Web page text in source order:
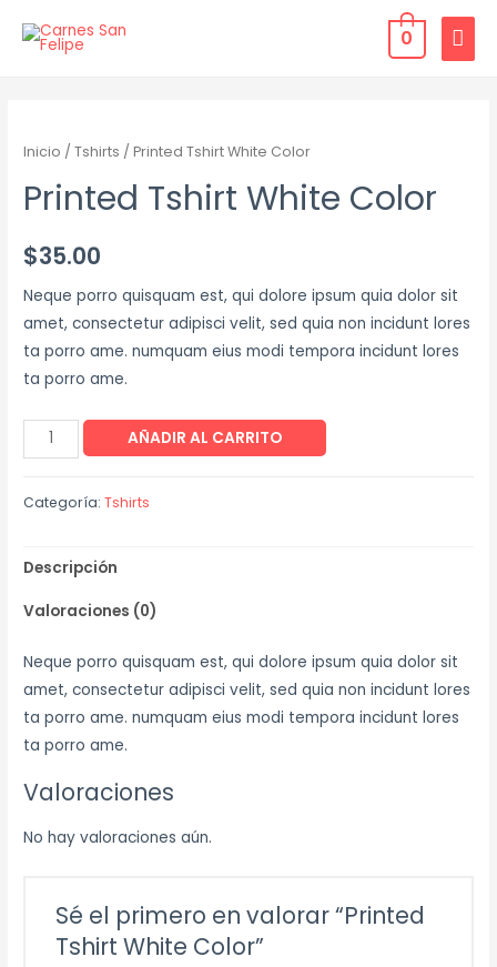
0
Inicio /Tshirts / Printed Tshirt White Color
Printed Tshirt White Color
$35.00
Neque porro quisquam est, qui dolore ipsum quia dolor sit
amet, consectetur adipisci velit, sed quia non incidunt lores
ta porro ame. numquam eius modi tempora incidunt lores
ta porro ame.
AÑADIR AL CARRITO
Categoría:Tshirts
Descripción
Valoraciones (0)
Neque porro quisquam est, qui dolore ipsum quia dolor sit
amet, consectetur adipisci velit, sed quia non incidunt lores
ta porro ame. numquam eius modi tempora incidunt lores
ta porro ame.
Valoraciones
No hay valoraciones aún.
Sé el primero en valorar “Printed
Tshirt White Color”